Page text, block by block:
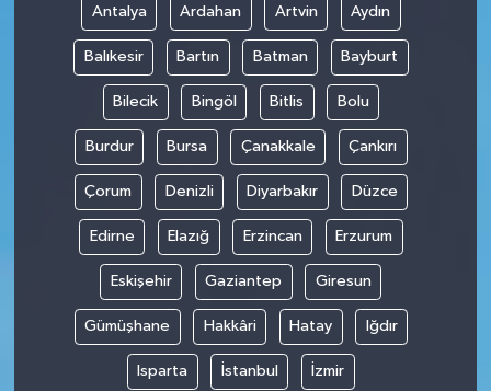
Antalya Ardahan Artvin Aydın
Balıkesir Bartın Batman Bayburt
Bilecik Bingöl Bitlis Bolu
Burdur Bursa Çanakkale Çankırı
Çorum Denizli Diyarbakır Düzce
Edirne Elazığ Erzincan Erzurum
Eskişehir Gaziantep Giresun
Gümüşhane Hakkâri Hatay Iğdır
Isparta İstanbul İzmir